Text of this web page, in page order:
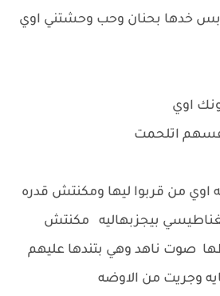
خدها بحنان وحب وحشتني اوي
اوي
اتلحمت
من قربوا ليها ومكنتش قدره
بيجزبهاليه مكنتش
صوت ناهد وهي بتندها عليهم
وجريت من الاوضه